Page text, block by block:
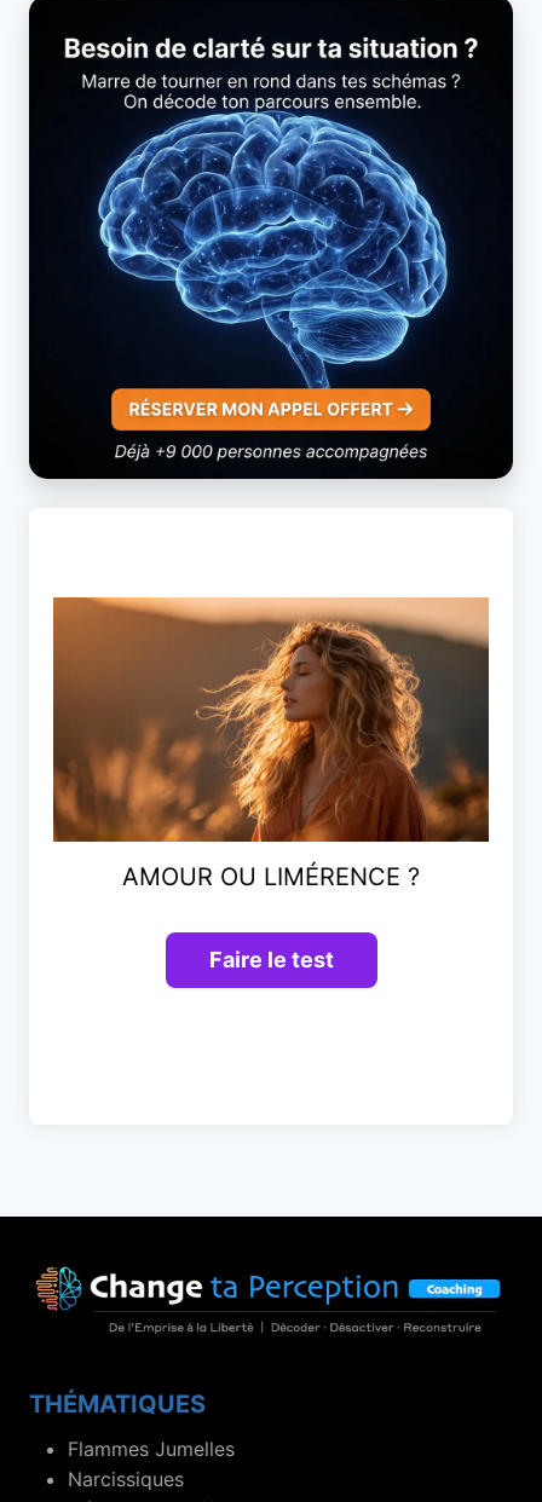
AMOUR OU LIMÉRENCE ?
THÉMATIQUES
Flammes Jumelles
Narcissiques